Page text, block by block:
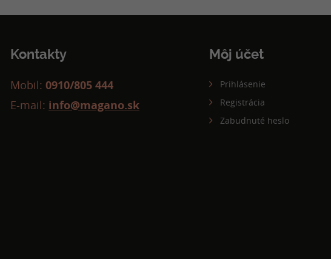
Kontakty
Mobil: 0910/805 444
E-mail: info@magano.sk
Môj účet
Prihlásenie
Registrácia
Zabudnuté heslo